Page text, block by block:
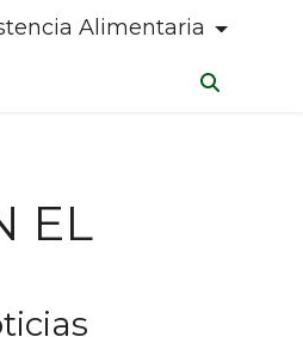
Alimentaria
EL